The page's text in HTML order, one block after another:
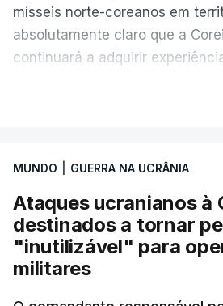
mísseis norte-coreanos em
absolutamente claro que a
continuará a adquirir
Este mês, um responsável dos
informação militar ucranianos
uma unidade de mísseis norte-
enviar pessoal e equipamento
MUNDO GUERRA NA UCRÂNIA
Ataques ucranianos à
destinados a tornar
"inutilizável" para
militares